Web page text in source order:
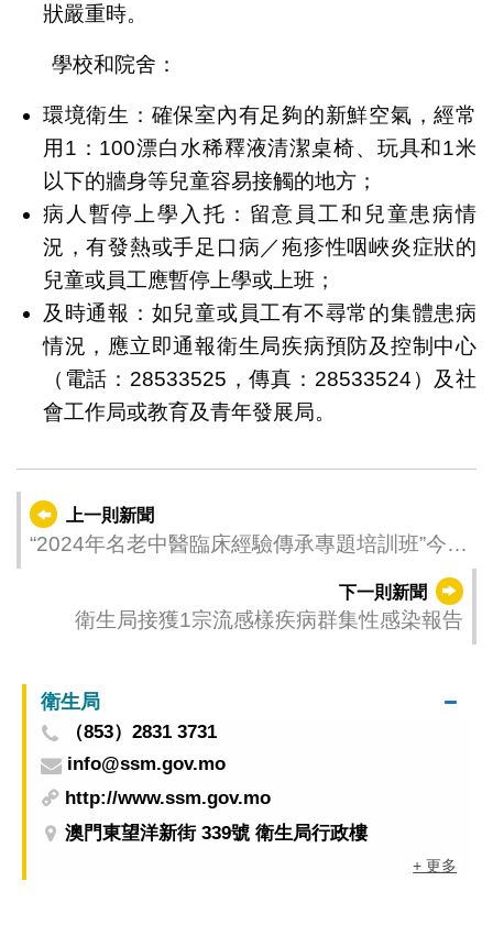
狀嚴重時。
學校和院舍：
環境衛生：確保室內有足夠的新鮮空氣，經常
用1：100漂白水稀釋液清潔桌椅、玩具和1米
以下的牆身等兒童容易接觸的地方；
病人暫停上學入托：留意員工和兒童患病情
況，有發熱或手足口病／疱疹性咽峽炎症狀的
兒童或員工應暫停上學或上班；
及時通報：如兒童或員工有不尋常的集體患病
情況，應立即通報衛生局疾病預防及控制中心
（電話：28533525，傳真：28533524）及社
會工作局或教育及青年發展局。
上一則新聞
“2024年名老中醫臨床經驗傳承專題培訓班”今
下一則新聞
衛生局接獲1宗流感樣疾病群集性感染報告
衛生局
（853）2831 3731
info@ssm.gov.mo
http://www.ssm.gov.mo
澳門東望洋新街 339號 衛生局行政樓
+ 更多